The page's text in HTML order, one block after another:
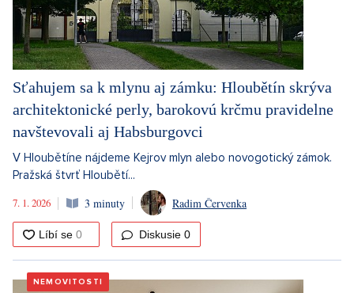
Sťahujem sa k mlynu aj zámku: Hloubětín skrýva
architektonické perly, barokovú krčmu pravidelne
navštevovali aj Habsburgovci
V Hloubětíne nájdeme Kejrov mlyn alebo novogotický zámok.
Pražská štvrť Hloubětí...
7. 1. 2026
3 minuty Radim Červenka
Diskusie 0
NEMOVITOSTI